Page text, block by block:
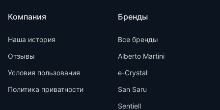
Компания
Наша история
Отзывы
Условия пользования
Политика приватности
Бренды
Все бренды
Alberto Martini
e-Crystal
San Saru
Sentiell